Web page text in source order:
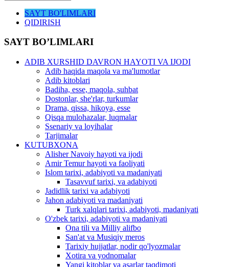
SAYT BO'LIMLARI
QIDIRISH
SAYT BO’LIMLARI
ADIB XURSHID DAVRON HAYOTI VA IJODI
Adib haqida maqola va ma'lumotlar
Adib kitoblari
Badiha, esse, maqola, suhbat
Dostonlar, she'rlar, turkumlar
Drama, qissa, hikoya, esse
Qisqa mulohazalar, luqmalar
Ssenariy va loyihalar
Tarjimalar
KUTUBXONA
Alisher Navoiy hayoti va ijodi
Amir Temur hayoti va faoliyati
Islom tarixi, adabiyoti va madaniyati
Tasavvuf tarixi, va adabiyoti
Jadidlik tarixi va adabiyoti
Jahon adabiyoti va madaniyati
Turk xalqlari tarixi, adabiyoti, madaniyati
O'zbek tarixi, adabiyoti va madaniyati
Ona tili va Milliy alifbo
San'at va Musiqiy meros
Tarixiy hujjatlar, nodir qo'lyozmalar
Xotira va yodnomalar
Yangi kitoblar va asarlar taqdimoti